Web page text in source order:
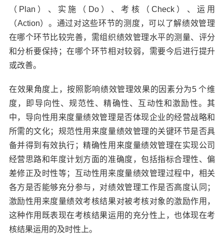
（Plan）、实施（Do）、考核（Check）、运用
（Action）。通过对这些环节的测度，可以了解绩效管理
在哪个环节比较完善，需组织绩效管理水平的测量、评分
和分析要保持；在哪个环节相对较弱，需要今后进行提升
或改善。
在效果角度上，按照影响绩效管理效果的因素分为5 个维
度，即导向性、规范性、精确性、互动性和激励性。其
中，导向性用来度量绩效管理是否体现企业的经营战略和
所需的文化；规范性用来度量绩效管理的关键环节是否具
备并得到有效执行；精确性用来度量绩效管理在实现公司
经营思路和年度计划方面的准确度，包括指标合理性、偏
差修正及时性等；互动性用来度量绩效管理过程中，相关
各方是否能够充分参与，对绩效管理工作是否高度认同；
激励性用来度量绩效考核结果对被考核对象的激励作用，
这种作用既表现在考核结果运用的充分性上，也体现在考
核结果运用的及时性上。